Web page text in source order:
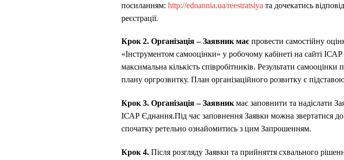
посиланням: http://ednannia.ua/reestratsiya та дочекатись
реєстрації.
Крок 2. Організація – Заявник має провести самостійну
«Інструментом самооцінки» у робочому кабінеті на сайті
максимальна кількість співробітників. Результати
плану оргрозвитку. План організаційного розвитку є
Крок 3. Організація – Заявник має заповнити та надіслати
ІСАР Єднання.Під час заповнення Заявки можна звертатися
спочатку ретельно ознайомитись з цим Запрошенням.
Крок 4. Після розгляду Заявки та прийняття схвального